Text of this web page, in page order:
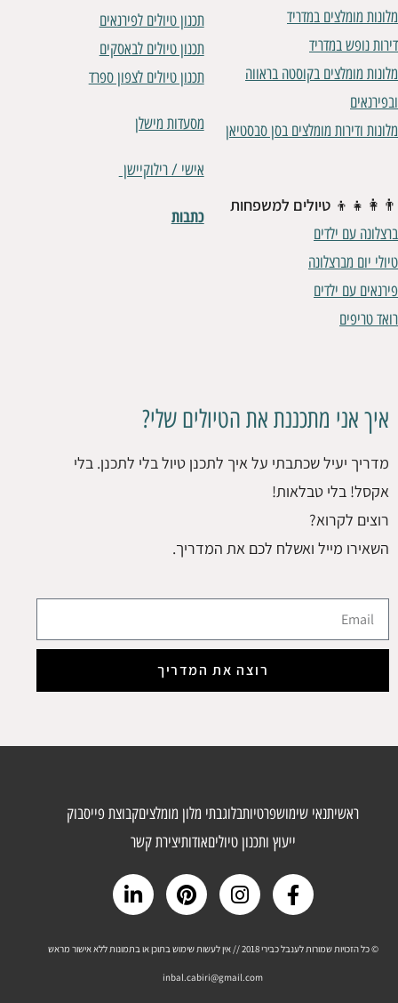
מלונות מומלצים במדריד
דירות נופש במדריד
מלונות מומלצים בקוסטה בראווה
ובפירנאים
מלונות ודירות מומלצים בסן סבסטיאן
👨‍👩‍👧‍👦 טיולים למשפחות
ברצלונה עם ילדים
טיולי יום מברצלונה
פירנאים עם ילדים
רואד טריפים
תכנון טיולים לפירנאים
תכנון טיולים לבאסקים
תכנון טיולים לצפון ספרד
מסעדות מישלן
אישי / רילוקיישן
כתבות
איך אני מתכננת את הטיולים שלי?
מדריך יעיל שכתבתי על איך לתכנן טיול בלי לתכנן. בלי
אקסל! בלי טבלאות!
רוצים לקרוא?
השאירו מייל ואשלח לכם את המדריך.
רוצה את המדריך
ראשיתנאי שימושפרטיותבלוגבתי מלון מומלציםקבוצת פייסבוק
ייעוץ ותכנון טיוליםאודותיצירת קשר
© כל הזכויות שמורות לענבל כבירי 2018 // אין לעשות שימוש בתוכן או בתמונות ללא אישור מראש
inbal.cabiri@gmail.com